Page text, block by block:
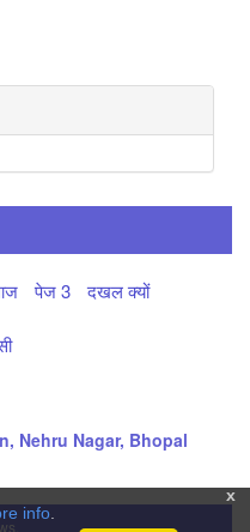
पेज 3 दखल क्यों
Nehru Nagar, Bhopal
x
info